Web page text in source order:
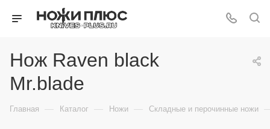
Нож Raven black
Mr.blade
Главная — Каталог — Ножи — Складные и перочинные ножи